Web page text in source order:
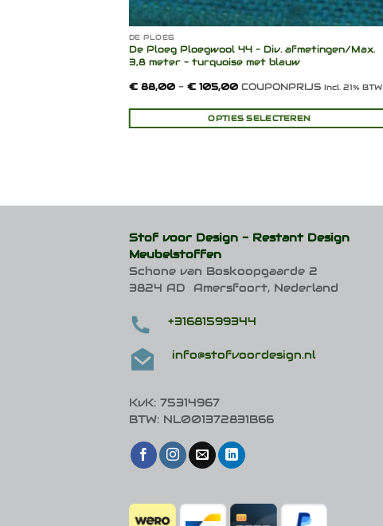
DE PLOEG
De Ploeg Ploegwool 44 – Div. afmetingen/Max.
3,8 meter – turquoise met blauw
€88,00 - €105,00Prijsklasse:
€ 105,00
COUPONPRIJS Incl. 21% BTW
OPTIES SELECTEREN
kan
gekozen
worden
op
productpagina
Stof voor Design - Restant Design
Meubelstoffen
Schone van Boskoopgaarde 2
3824 AD Amersfoort, Nederland
+31681599344
info@stofvoordesign.nl
KvK: 75314967
BTW: NL001372831B66